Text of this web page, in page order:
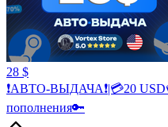
28 $
❗АВТО-ВЫДАЧА❗|💳20
пополнения🔑